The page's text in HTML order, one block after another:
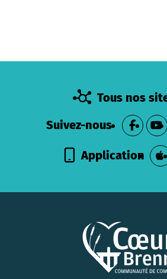
Tous nos
Suivez-nous
Application